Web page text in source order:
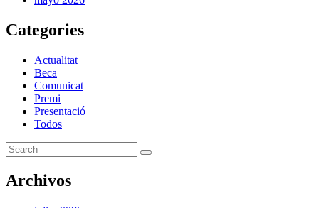
Categories
Actualitat
Beca
Comunicat
Premi
Presentació
Todos
Archivos